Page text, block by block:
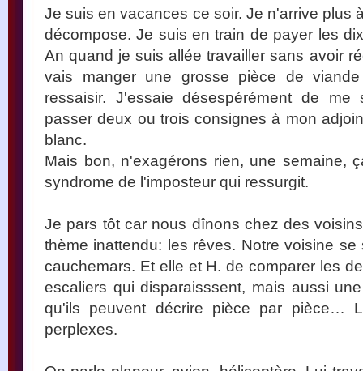
Je suis en vacances ce soir. Je n'arrive plus
décompose. Je suis en train de payer les
An quand je suis allée travailler sans avoir
vais manger une grosse pièce de
ressaisir. J'essaie désespérément de
passer deux ou trois consignes à mon
blanc.
Mais bon, n'exagérons rien, une semaine,
syndrome de l'imposteur qui ressurgit.
Je pars tôt car nous dînons chez des
thème inattendu: les rêves. Notre voisine
cauchemars. Et elle et H. de comparer les
escaliers qui disparaisssent, mais aussi
qu'ils peuvent décrire pièce par pièce…
perplexes.